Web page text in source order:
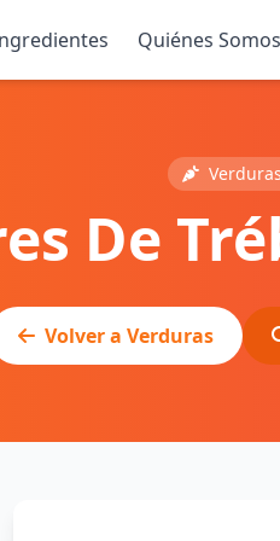
Quiénes Somos
Verduras
De
Volver a Verduras